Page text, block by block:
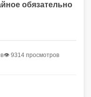
обязательно
👁 9314 просмотров